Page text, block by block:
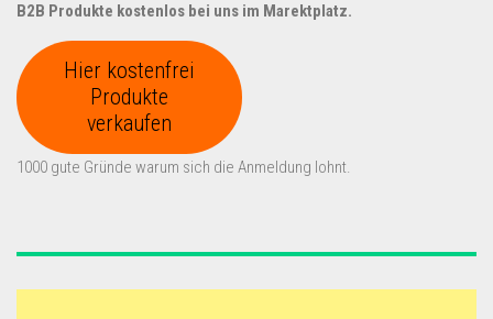
B2B Produkte kostenlos bei uns im Marektplatz.
Hier kostenfrei
Produkte
verkaufen
1000 gute Gründe warum sich die Anmeldung lohnt.